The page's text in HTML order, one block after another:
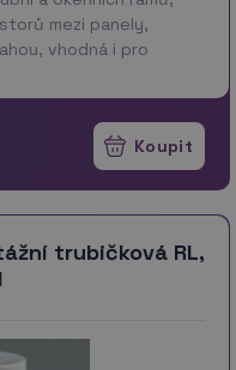
mezi panely,
vhodná i pro
trubičková RL,